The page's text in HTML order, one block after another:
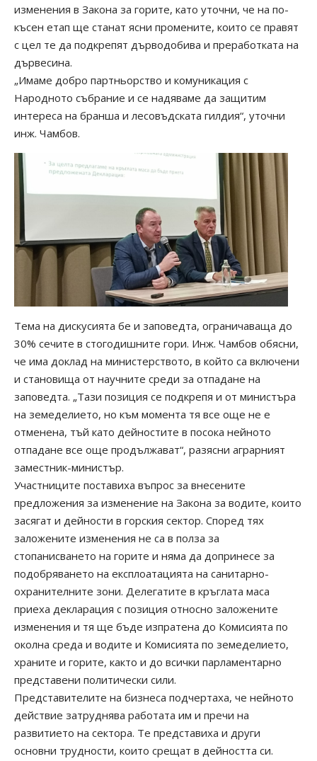
изменения в Закона за горите, като уточни, че на по-
късен етап ще станат ясни промените, които се правят
с цел те да подкрепят дърводобива и преработката на
дървесина.
„Имаме добро партньорство и комуникация с
Народното събрание и се надяваме да защитим
интереса на бранша и лесовъдската гилдия“, уточни
инж. Чамбов.
Тема на дискусията бе и заповедта, ограничаваща до
30% сечите в стогодишните гори. Инж. Чамбов обясни,
че има доклад на министерството, в който са включени
и становища от научните среди за отпадане на
заповедта. „Тази позиция се подкрепя и от министъра
на земеделието, но към момента тя все още не е
отменена, тъй като дейностите в посока нейното
отпадане все още продължават“, разясни аграрният
заместник-министър.
Участниците поставиха въпрос за внесените
предложения за изменение на Закона за водите, които
засягат и дейности в горския сектор. Според тях
заложените изменения не са в полза за
стопанисването на горите и няма да допринесе за
подобряването на експлоатацията на санитарно-
охранителните зони. Делегатите в кръглата маса
приеха декларация с позиция относно заложените
изменения и тя ще бъде изпратена до Комисията по
околна среда и водите и Комисията по земеделието,
храните и горите, както и до всички парламентарно
представени политически сили.
Представителите на бизнеса подчертаха, че нейното
действие затруднява работата им и пречи на
развитието на сектора. Те представиха и други
основни трудности, които срещат в дейността си.